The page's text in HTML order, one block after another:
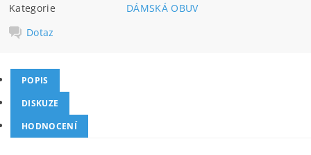
Kategorie
DÁMSKÁ OBUV
Dotaz
POPIS
DISKUZE
HODNOCENÍ